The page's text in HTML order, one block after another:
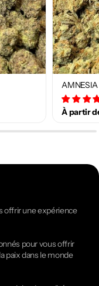
À partir
offrir une expérience
pour vous offrir
paix dans le monde